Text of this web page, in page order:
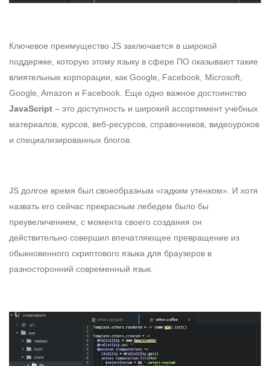
Ключевое преимущество JS заключается в широкой
поддержке, которую этому языку в сфере ПО оказывают такие
влиятельные корпорации, как Google, Facebook, Microsoft,
Google, Amazon и Facebook. Еще одно важное достоинство
JavaScript – это доступность и широкий ассортимент учебных
материалов, курсов, веб-ресурсов, справочников, видеоуроков
и специализированных блогов.
JS долгое время был своеобразным «гадким утенком». И хотя
назвать его сейчас прекрасным лебедем было бы
преувеличением, с момента своего создания он
действительно совершил впечатляющее превращение из
обыкновенного скриптового языка для браузеров в
разносторонний современный язык.